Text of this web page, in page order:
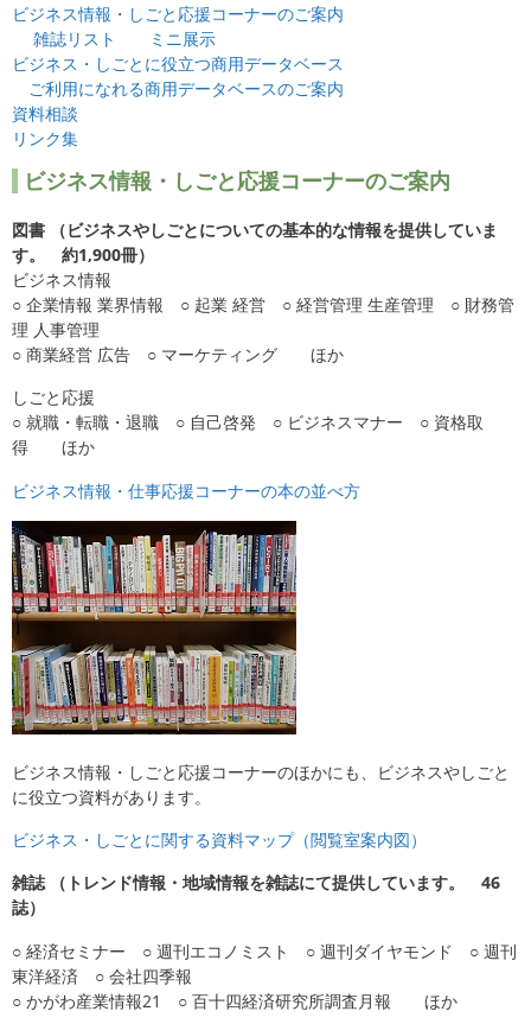
ビジネス情報・しごと応援コーナーのご案内
雑誌リスト
ミニ展示
ビジネス・しごとに役立つ商用データベース
ご利用になれる商用データベースのご案内
資料相談
リンク集
ビジネス情報・しごと応援コーナーのご案内
図書 （ビジネスやしごとについての基本的な情報を提供していま
す。 約1,900冊）
ビジネス情報
○ 企業情報 業界情報 ○ 起業 経営 ○ 経営管理 生産管理 ○ 財務管
理 人事管理
○ 商業経営 広告 ○ マーケティング ほか
しごと応援
○ 就職・転職・退職 ○ 自己啓発 ○ ビジネスマナー ○ 資格取
得 ほか
ビジネス情報・仕事応援コーナーの本の並べ方
ビジネス情報・しごと応援コーナーのほかにも、ビジネスやしごと
に役立つ資料があります。
ビジネス・しごとに関する資料マップ（閲覧室案内図）
雑誌 （トレンド情報・地域情報を雑誌にて提供しています。 46
誌）
○ 経済セミナー ○ 週刊エコノミスト ○ 週刊ダイヤモンド ○ 週刊
東洋経済 ○ 会社四季報
○ かがわ産業情報21 ○ 百十四経済研究所調査月報 ほか